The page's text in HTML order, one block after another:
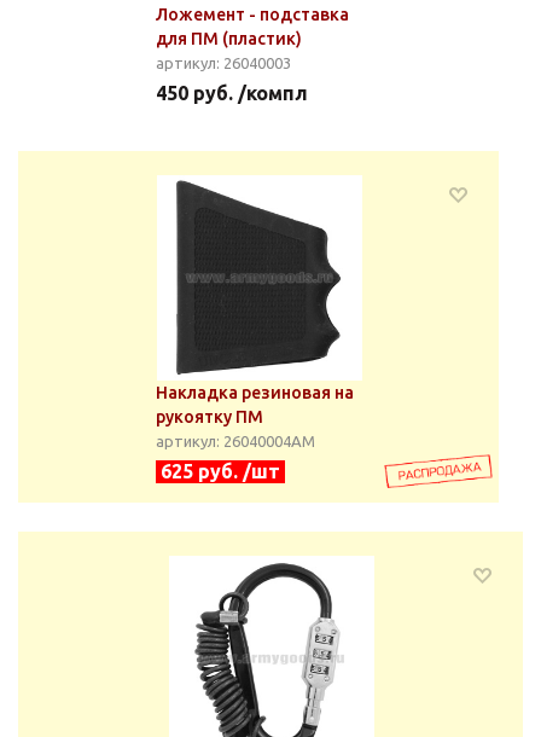
Ложемент - подставка
для ПМ (пластик)
артикул: 26040003
450 руб. /компл
Накладка резиновая на
рукоятку ПМ
артикул: 26040004АМ
625 руб. /шт